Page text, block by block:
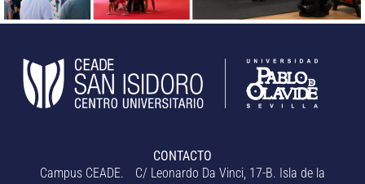
CONTACTO
Campus CEADE. C/ Leonardo Da Vinci, 17-B. Isla de la